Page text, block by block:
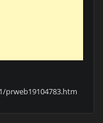
prweb19104783.htm